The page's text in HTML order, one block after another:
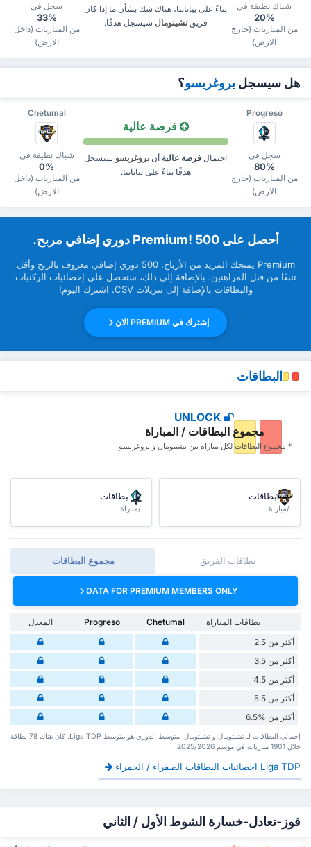
سجل في
33%
من المباريات (داخل
الارض)
بناءً على بياناتنا، هناك شك بشأن ما إذا كان
فريقتشيتومال سيسجل هدفًا.
شباك نظيفة في
20%
من المباريات (خارج
الارض)
هل سيسجل بروغريسو؟
Chetumal Progreso
شباك نظيفة في
0%
من المباريات (داخل
الارض)
فرصة عالية
احتمال فرصة عالية أن بروغريسو سيسجل
هدفًا بناءً على بياناتنا.
سجل في
80%
من المباريات (خارج
الارض)
‏أحصل على Premium! 500 دوري إضافي مربح.
Premium ‏يمنحك المزيد من ‏الأرباح. 500 دوري إضافي معروف بالربح وأقل
تتبعًا من قبل ‏المراهنين. بالإضافة إلى ذلك، ستحصل على إحصائيات الركنيات
والبطاقات بالإضافة إلى تنزيلات CSV. اشترك اليوم!
إشترك في PREMIUM الان
البطاقات
UNLOCK
مجموع البطاقات / المباراة
* مجموع البطاقات ‏لكل مباراة بين تشيتومال و بروغريسو
البطاقات
/مباراة
البطاقات
/مباراة
مجموع البطاقات بطاقات الفريق
DATA FOR PREMIUM MEMBERS ONLY
بطاقات المباراة Chetumal
Progreso
المعدل
أكثر من 2.5
أكثر من 3.5
أكثر من 4.5
أكثر من 5.5
أكثر من %6.5
إجمالي البطاقات لـ تشيتومال و تشيتومال. متوسط الدوري هو متوسط Liga TDP. كان هناك 78 بطاقة
‏خلال 1901 مباريات في موسم 2025/2026.
Liga TDP احصائيات البطاقات الصفراء / الحمراء
فوز-تعادل-خسارة الشوط الأول / الثاني